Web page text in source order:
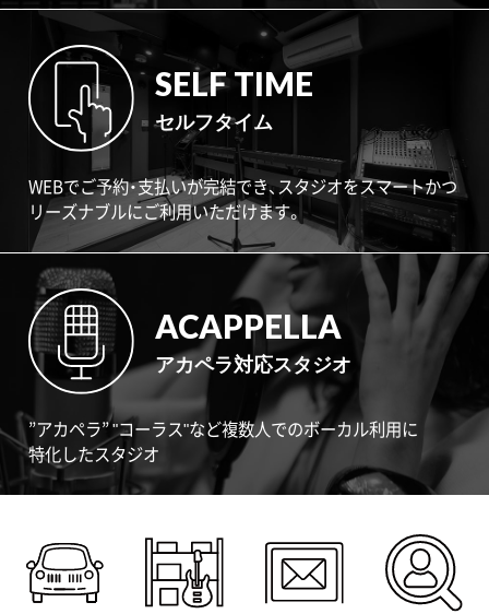
SELF TIME
セルフタイム
WEBでご予約・支払いが完結でき、スタジオをスマートかつ
リーズナブルにご利用いただけます。
ACAPPELLA
アカペラ対応スタジオ
”アカペラ” "コーラス"など複数人でのボーカル利用に
特化したスタジオ